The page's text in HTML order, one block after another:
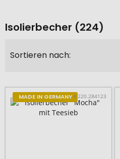
Isolierbecher (224)
Sortieren nach:
MADE IN GERMANY# 220.284123